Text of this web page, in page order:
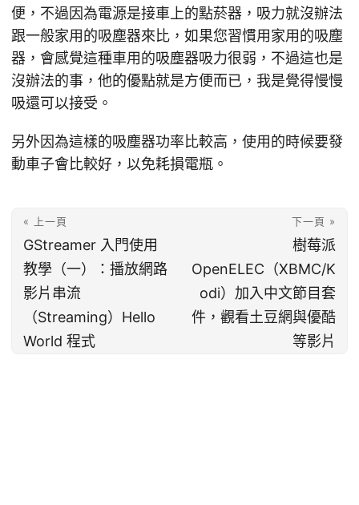
便，不過因為電源是接車上的點菸器，吸力就沒辦法
跟一般家用的吸塵器來比，如果您習慣用家用的吸塵
器，會感覺這種車用的吸塵器吸力很弱，不過這也是
沒辦法的事，他的優點就是方便而已，我是覺得慢慢
吸還可以接受。
另外因為這樣的吸塵器功率比較高，使用的時候要發
動車子會比較好，以免耗損電瓶。
« 上一頁
GStreamer 入門使用
教學（一）：播放網路
影片串流
（Streaming）Hello
World 程式
下一頁 »
樹莓派
OpenELEC（XBMC/K
odi）加入中文節目套
件，觀看土豆網與優酷
等影片